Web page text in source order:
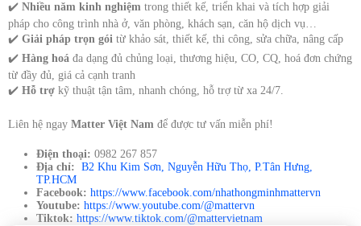
✔️ Nhiều năm kinh nghiệm trong thiết kế, triển khai và tích hợp giải
pháp cho công trình nhà ở, văn phòng, khách sạn, căn hộ dịch vụ…
✔️ Giải pháp trọn gói từ khảo sát, thiết kế, thi công, sửa chữa, nâng cấp
✔️ Hàng hoá đa dạng đủ chủng loại, thương hiệu, CO, CQ, hoá đơn chứng
từ đầy đủ, giá cả cạnh tranh
✔️ Hỗ trợ kỹ thuật tận tâm, nhanh chóng, hỗ trợ từ xa 24/7.
Liên hệ ngay Matter Việt Nam để được tư vấn miễn phí!
Điện thoại: 0982 267 857
Địa chỉ: B2 Khu Kim Sơn, Nguyễn Hữu Thọ, P.Tân Hưng,
TP.HCM
Facebook: https://www.facebook.com/nhathongminhmattervn
Youtube: https://www.youtube.com/@mattervn
Tiktok: https://www.tiktok.com/@mattervietnam